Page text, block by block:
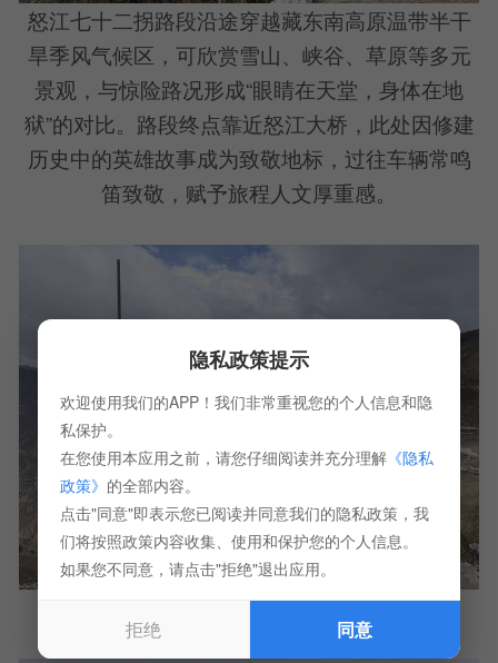
怒江七十二拐路段沿途穿越藏东南高原温带半干
旱季风气候区，可欣赏雪山、峡谷、草原等多元
景观，与惊险路况形成“眼睛在天堂，身体在地
狱”的对比。路段终点靠近怒江大桥，此处因修建
历史中的英雄故事成为致敬地标，过往车辆常鸣
笛致敬，赋予旅程人文厚重感。
隐私政策提示
欢迎使用我们的APP！我们非常重视您的个人信息和隐
私保护。
在您使用本应用之前，请您仔细阅读并充分理解《隐私
政策》 的全部内容。
点击"同意"即表示您已阅读并同意我们的隐私政策，我
们将按照政策内容收集、使用和保护您的个人信息。
如果您不同意，请点击"拒绝"退出应用。
拒绝 同意